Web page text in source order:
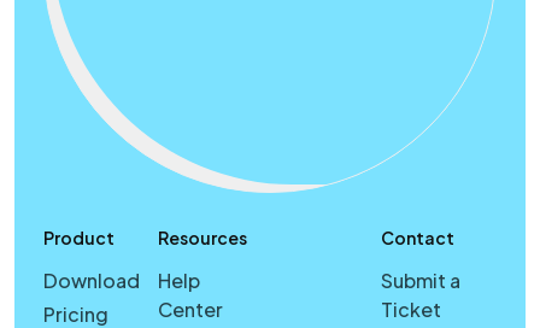
Product
Download
Pricing
Resources
Help
Center
Contact
Submit a
Ticket